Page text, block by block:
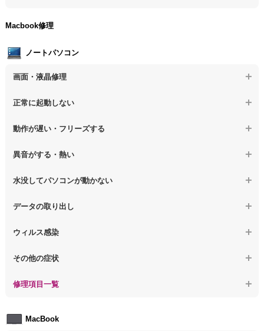
【デスクトップPC】ウィルス感染のその他の問題
【デスクトップPC】電源故障
【デスクトップPC】液晶ディスプレイ交換
【デスクトップPC】マザーボード交換
【デスクトップPC】OS再インストール
Macbook修理
ノートパソコン
画面・液晶修理
【ノートパソコン】画面の割れ・破損
正常に起動しない
【ノートパソコン】電源を押しても反応がない
【ノートパソコン】修復モードから復旧できない
【ノートパソコン】その他の起動しない問題
動作が遅い・フリーズする
【ノートパソコン】操作中の動作が重い
異音がする・熱い
【ノートパソコン】パソコンから異音がする
水没してパソコンが動かない
【ノートパソコン】水没してパソコンが動かない
データの取り出し
【ノートパソコン】起動しないPCのデータを復旧
ウィルス感染
【ノートパソコン】特定のプログラムを削除したい
【ノートパソコン】ウィルス感染のその他の問題
その他の症状
【ノートパソコン】事例紹介
修理項目一覧
MacBook